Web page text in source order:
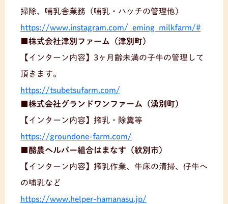
掃除、哺乳舎業務（哺乳・ハッチの管理他）
https://www.instagram.com/_eming_milkfarm/#
■株式会社津別ファーム（津別町）
【インターン内容】3ヶ月齢未満の子牛の管理して
頂きます。
https://tsubetsufarm.com/
■株式会社グランドワンファーム（湧別町）
【インターン内容】搾乳・除糞等
https://groundone-farm.com/
■酪農ヘルパー組合はまなす（紋別市）
【インターン内容】搾乳作業、牛床の清掃、仔牛へ
の哺乳など
https://www.helper-hamanasu.jp/